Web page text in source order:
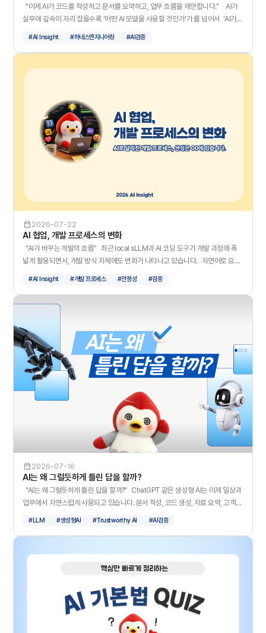
실무에 깊숙이 자리 잡을수록 '어떤 AI 모델을 사용할 것인가'가 를 넘어서 'AI가
념과 좋은 하네스가 되기 위한 다섯 가지 구성 요소를 정리해보았습니다. 엔지
니어링은 다음과 같이 3단계로 진화했습니다. 하네스 엔지니어링은 AI가 단순
히 '답을 잘 내는 것'을 넘어, 정해진 기준 안에서 안전하고 일관되게 작동하도록
구성 요소를 갖춰야 합니다. 다섯 가지 요소를 갖춘 AI는 스스로 점검하고, 일
관된 방식으로 작업을 수행할 수 있습니다. 즉, 좋은 하네스는 AI 결과를 더 안정
적이고 신뢰할 수 있도록 합니다. 하네스 엔지니어링은 AI를 안정적으로 활용하기
위한 중요한 방식이지만, 설계 이후에도 비용∙유지보수∙진부화에 대한 지속적인
관리가 필요합니다. 그렇다면 실제로 안전하고 신뢰할 수 있는 하네스로 작동하
지 확인하는 검증 체계가 함께 필요합니다. 슈어소프트테크는 앞으로도 AI 모델
쟁력을 만들어갈 것입니다.
#AI Insight #하네스엔지니어링 #AI검증
2026-07-22
AI 협업, 개발 프로세스의 변화
넓게 활용되면서, 개발 방식 자체에도 변화가 나타나고 있습니다. 자연어로 요구
떤 영향을 주고 있을까요? AI가 만들어가고 있는 개발 프로세스의 변화를 정리해
할 과거에는 개발자가 요구사항을 해석하고 코드를 직접 작성하며 문제를 해결했
습니다. 이제는 AI가 요구사항 정리부터 구조 제안, 코드 초안 생성 등 개발 과정의
일부를 빠르게 지원합니다. 개발자는 모든 코드를 처음부터 작성하기보다, AI가
제안한 결과를 검토하고 방향을 조율하며 최종 품질을 완성하는 역할로 확장되고
있습니다. 그렇다면 어떤 방식으로 AI와 협업해야 할까요? 3단계의 실무 워크
플로우를 자세히 살펴보겠습니다. 이러한 워크플로우를 실무에 적용할
때에는 실무 리스트도 함께 고려해야 하며, 다음과 같습니다. AI 활용이 늘어날수
록 개발자에게는 더욱 정교한 검토 역량이 필요합니다. 위에서 살펴본 리스크에
서 알 수 있듯이, 앞으로 개발자에게는 코드를 작성하는 역량 뿐만 아니라, AI가 만
든 결과를 해석하고 검증하며 조율하는 역량이 더욱 중요해질 것입니다. 슈어소
프트테크는 AI 시대의 개발 흐름 속에서 '신뢰를 검증하는 역할'을 강화하겠습니
다. AI 기반 개발의 가치는 결국 생성된 결과가 안전하게 동작하고, 설계 의도와
실제 구현이 일치하며, 장기적으로 신뢰할 수 잇는 품질을 유지하는가에 있습니
다. 슈어소프트테크는 미션 크리티컬 산업에서 축적한 소프트웨어 검증 경험을
증 기술과 프로세스를 지속적으로 고도화해 나가겠습니다.
#AI Insight #개발 프로세스 #안정성 #검증
2026-07-16
AI는 왜 그럴듯하게 틀린 답을 할까?
업무에서 자연스럽게 사용되고 있습니다. 문서 작성, 코드 생성, 자료 요약, 고객
응대까지 활용 범위도 빠르게 넓어지고 있죠! 하지만 생성형 AI를 사용할 때 한 번
환각, Hallucination이라고 합니다. 특히 국방, 금융, 의료처럼 정확성이 중요한 분
야에서는 AI의 잘못된 답변이 단순한 실수를 넘어 큰 리스크가 될 수 있습니다. 이
로 줄일 수 있는지 쉽게 살펴보겠습니다! LLM은 왜 환각을 일으킬까? LLM은
우리가 생각하는 것처럼 정보를 책장에 저장해 두고, 필요할 떄 정확히 꺼내오는
방식으로 작동하지 않습니다. 대신 지금까지 학습한 데이터를 바탕으로 "다음에
어떤 단어가 오는 것이 가장 자연스러울까?"를 예측합니다. 쉽게 말해 LLM은 정
#LLM #생성형AI #Trustworthy AI #AI검증